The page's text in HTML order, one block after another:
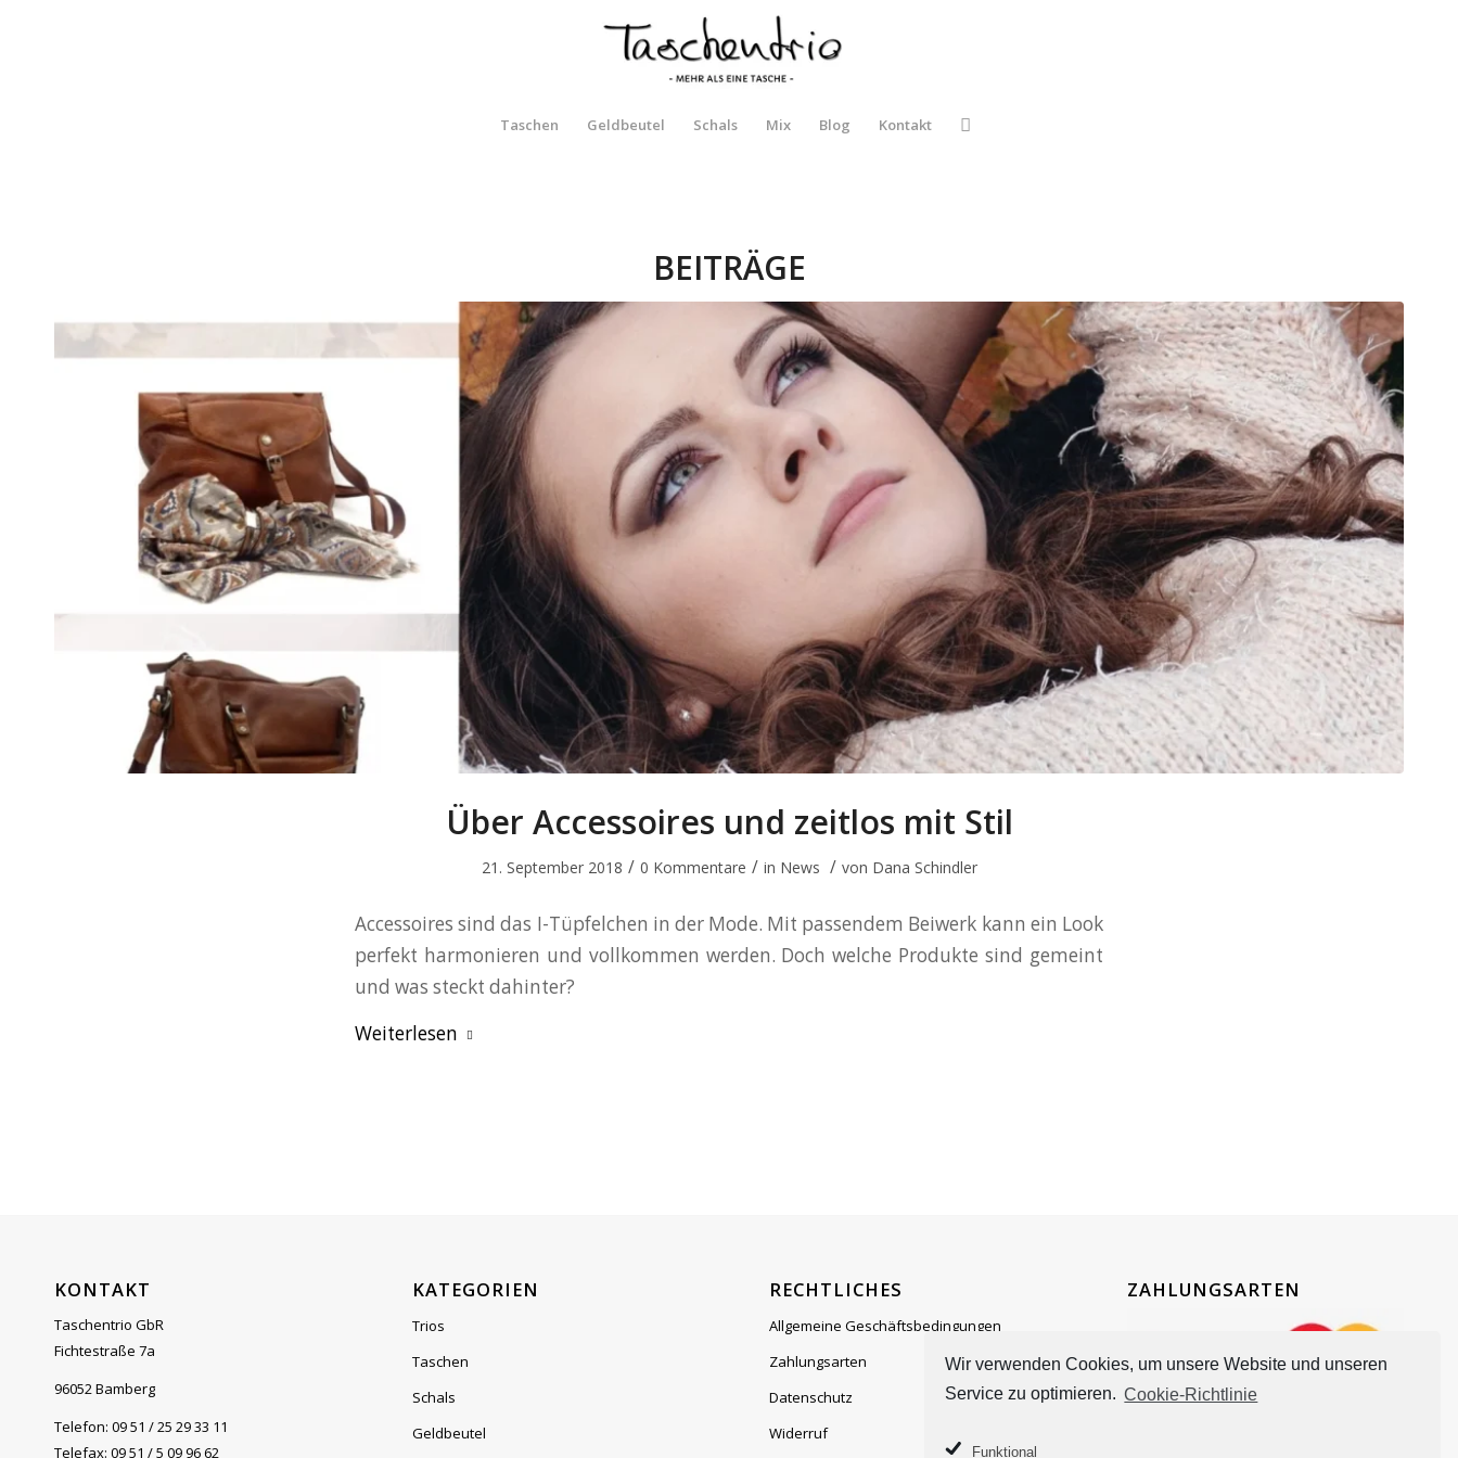
Wir verwenden Cookies, um unsere Website und unseren
Service zu optimieren. Cookie-Richtlinie
Funktional
Taschen Geldbeutel Schals Mix Blog Kontakt
BEITRÄGE
Über Accessoires und zeitlos mit Stil
21. September 2018 / 0 Kommentare / in News / von Dana Schindler
Accessoires sind das I-Tüpfelchen in der Mode. Mit passendem Beiwerk kann ein Look
perfekt harmonieren und vollkommen werden. Doch welche Produkte sind gemeint
und was steckt dahinter?
Weiterlesen
KONTAKT
Taschentrio GbR
Fichtestraße 7a
96052 Bamberg
Telefon: 09 51 / 25 29 33 11
Telefax: 09 51 / 5 09 96 62
KATEGORIEN
Trios
Taschen
Schals
Geldbeutel
RECHTLICHES
Allgemeine Geschäftsbedingungen
Zahlungsarten
Datenschutz
Widerruf
ZAHLUNGSARTEN